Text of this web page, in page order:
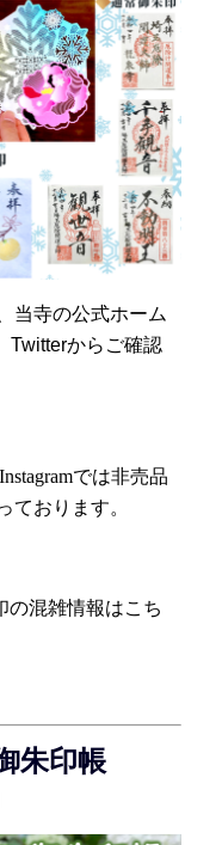
当寺の公式ホーム
Twitterからご確認
では非売品
ております。
の混雑情報はこち
朱印帳